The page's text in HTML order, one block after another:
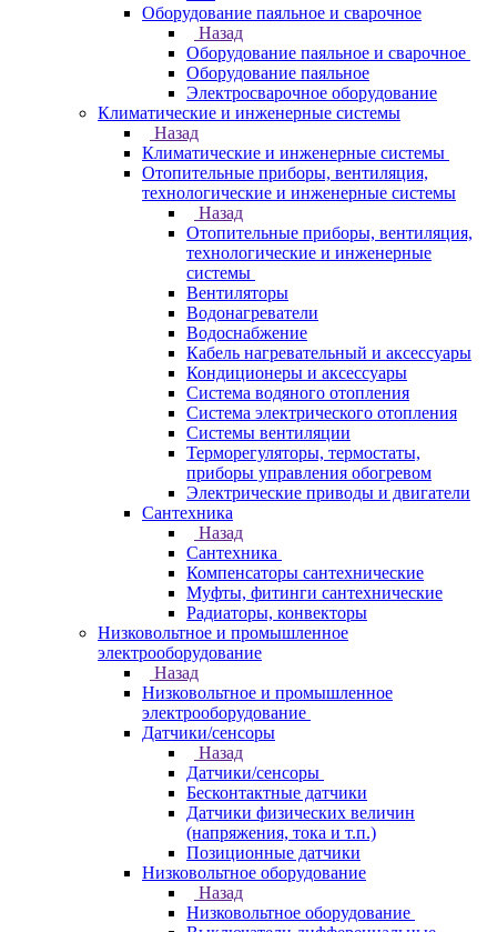
Оборудование паяльное и сварочное
Назад
Оборудование паяльное и сварочное
Оборудование паяльное
Электросварочное оборудование
Климатические и инженерные системы
Назад
Климатические и инженерные системы
Отопительные приборы, вентиляция,
технологические и инженерные системы
Назад
Отопительные приборы, вентиляция,
технологические и инженерные
системы
Вентиляторы
Водонагреватели
Водоснабжение
Кабель нагревательный и аксессуары
Кондиционеры и аксессуары
Система водяного отопления
Система электрического отопления
Системы вентиляции
Терморегуляторы, термостаты,
приборы управления обогревом
Электрические приводы и двигатели
Сантехника
Назад
Сантехника
Компенсаторы сантехнические
Муфты, фитинги сантехнические
Радиаторы, конвекторы
Низковольтное и промышленное
электрооборудование
Назад
Низковольтное и промышленное
электрооборудование
Датчики/сенсоры
Назад
Датчики/сенсоры
Бесконтактные датчики
Датчики физических величин
(напряжения, тока и т.п.)
Позиционные датчики
Низковольтное оборудование
Назад
Низковольтное оборудование